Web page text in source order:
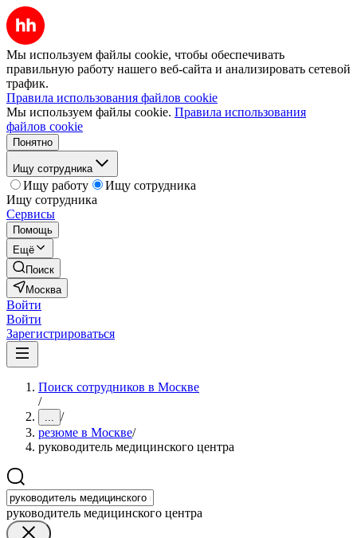
Мы используем файлы cookie, чтобы обеспечивать
правильную работу нашего веб-сайта и анализировать сетевой
трафик.
Правила использования файлов cookie
Мы используем файлы cookie. Правила использования
файлов cookie
Понятно
Ищу сотрудника
Ищу работу
Ищу сотрудника
Ищу сотрудника
Сервисы
Помощь
Ещё
Поиск
Москва
Войти
Войти
Зарегистрироваться
Поиск сотрудников в Москве
/
... /
резюме в Москве/
руководитель медицинского центра
руководитель медицинского центра